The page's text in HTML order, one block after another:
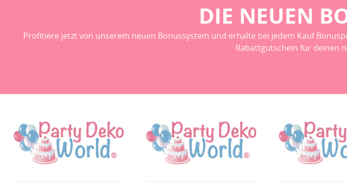
Back…
DIE NEUEN
Profitiere jetzt von unserem neuen Bonussystem und erhalte bei jedem Kauf
Rabattgutschein für deinen